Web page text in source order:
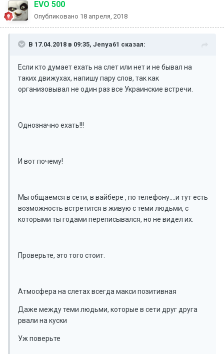
EVO 500
Опубликовано 18 апреля, 2018
В 17.04.2018 в 09:35, Jenya61 сказал:
Если кто думает ехать на слет или нет и не бывал на
таких движухах, напишу пару слов, так как
организовывал не один раз все Украинские встречи.
Однозначно ехать!!!
И вот почему!
Мы общаемся в сети, в вайбере , по телефону....и тут есть
возможность встретится в живую с теми людьми, с
которыми ты годами переписывался, но не видел их.
Проверьте, это того стоит.
Атмосфера на слетах всегда макси позитивная
Даже между теми людьми, которые в сети друг друга
рвали на куски
Уж поверьте